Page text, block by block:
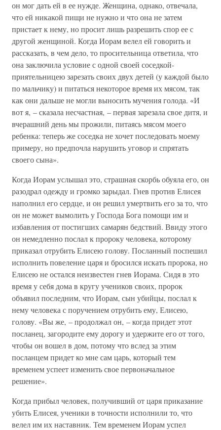
он мог дать ей в ее нужде. Женщина, однако, отвечала,
что ей никакой пищи не нужно и что она не затем
пристает к нему, но просит лишь разрешить спор ее с
другой женщиной. Когда Иорам велел ей говорить и
рассказать, в чем дело, то просительница ответила, что
она заключила условие с одной своей соседкой-
приятельницею зарезать своих двух детей (у каждой было
по мальчику) и питаться некоторое время их мясом, так
как они дальше не могли выносить мучения голода. «И
вот я, – сказала несчастная, – первая зарезала свое дитя, и
вчерашний день мы прожили, питаясь мясом моего
ребенка: теперь же соседка не хочет последовать моему
примеру, но предпочла нарушить уговор и спрятать
своего сына».
Когда Иорам услышал это, страшная скорбь обуяла его, он
разодрал одежду и громко зарыдал. Гнев против Елисея
наполнил его сердце, и он решил умертвить его за то, что
он не может вымолить у Господа Бога помощи им и
избавления от постигших самарян бедствий. Ввиду этого
он немедленно послал к пророку человека, которому
приказал отрубить Елисею голову. Посланный поспешил
исполнить повеление царя и бросился искать пророка, но
Елисею не остался неизвестен гнев Иорама. Сидя в это
время у себя дома в кругу учеников своих, пророк
объявил последним, что Иорам, сын убийцы, послал к
нему человека с поручением отрубить ему, Елисею,
голову. «Вы же, – продолжал он, – когда придет этот
посланец, загородите ему дорогу и удержите его от того,
чтобы он вошел в дом, потому что вслед за этим
посланцем придет ко мне сам царь, который тем
временем успеет изменить свое первоначальное
решение».
Когда прибыл человек, получивший от царя приказание
убить Елисея, ученики в точности исполнили то, что
велел им их наставник. Тем временем Иорам успел